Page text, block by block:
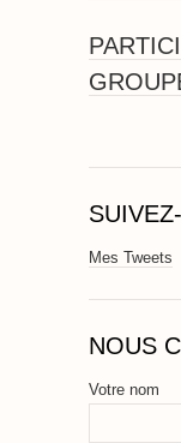
Mes Tweets
NOUS
Votre nom